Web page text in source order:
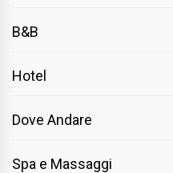
B&B
Hotel
Dove Andare
Spa e Massaggi